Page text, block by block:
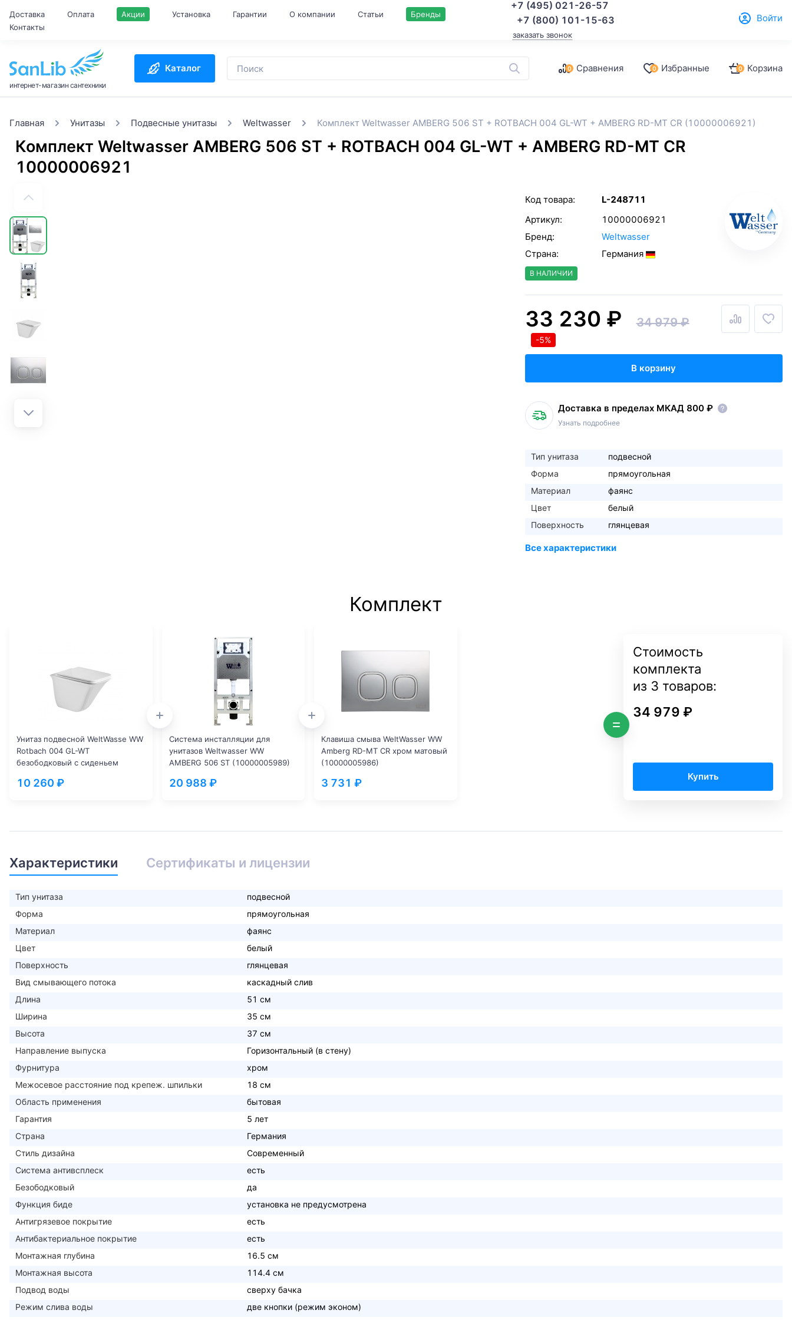
Доставка Оплата Акции Установка Гарантии О компании Статьи
Бренды
Контакты
+7 (495) 021-26-57
+7 (800) 101-15-63
заказать звонок
Войти
интернет-магазин сантехники
Каталог 0 Сравнения 0 Избранные 0 Корзина
Главная Унитазы Подвесные унитазы Weltwasser Комплект Weltwasser AMBERG 506 ST + ROTBACH 004 GL-WT + AMBERG RD-MT CR (10000006921)
Комплект Weltwasser AMBERG 506 ST + ROTBACH 004 GL-WT + AMBERG RD-MT CR
10000006921
Код товара:
L-248711
Артикул:
10000006921
Бренд:
Weltwasser
Страна:
Германия
В НАЛИЧИИ
33 230 ₽ 34 979 ₽
-5%
В корзину
Доставка в пределах МКАД 800 ₽
Узнать подробнее
Тип унитаза
подвесной
Форма
прямоугольная
Материал
фаянс
Цвет
белый
Поверхность
глянцевая
Комплект
Унитаз подвесной WeltWasse WW
Rotbach 004 GL-WT
безободковый с сиденьем
(10000003669)
10 260 ₽
Система инсталляции для
унитазов Weltwasser WW
AMBERG 506 ST (10000005989)
20 988 ₽
Клавиша смыва WeltWasser WW
Amberg RD-MT CR хром матовый
(10000005986)
3 731 ₽
Стоимость
комплекта
из 3 товаров:
34 979 ₽
Купить
Характеристики Сертификаты и лицензии
Тип унитаза
подвесной
Форма
прямоугольная
Материал
фаянс
Цвет
белый
Поверхность
глянцевая
Вид смывающего потока
каскадный слив
Длина
51 см
Ширина
35 см
Высота
37 см
Направление выпуска
Горизонтальный (в стену)
Фурнитура
хром
Межосевое расстояние под крепеж. шпильки
18 см
Область применения
бытовая
Гарантия
5 лет
Страна
Германия
Стиль дизайна
Современный
Система антивсплеск
есть
Безободковый
да
Функция биде
установка не предусмотрена
Антигрязевое покрытие
есть
Антибактериальное покрытие
есть
Монтажная глубина
16.5 см
Монтажная высота
114.4 см
Подвод воды
сверху бачка
Режим слива воды
две кнопки (режим эконом)